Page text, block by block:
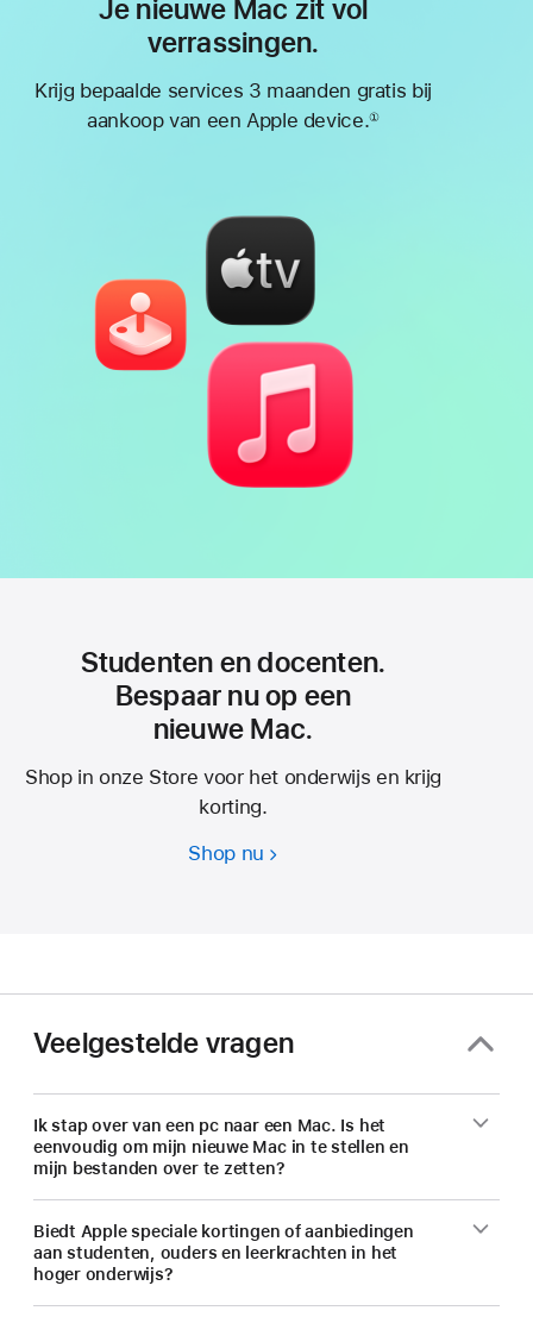
Je nieuwe Mac zit vol
verrassingen.
Krijg bepaalde services 3 maanden gratis bij
aankoop van een Apple device.①
Studenten en docenten.
Bespaar nu op een
nieuwe Mac.
Shop in onze Store voor het onderwijs en krijg
korting.
Shop nu Studenten
op
nieuwe Mac.
Veelgestelde vragen
Ik stap over van een pc naar een Mac. Is het
eenvoudig om mijn nieuwe Mac in te stellen en
mijn bestanden over te zetten?
Biedt Apple speciale kortingen of aanbiedingen
aan studenten, ouders en leerkrachten in het
hoger onderwijs?